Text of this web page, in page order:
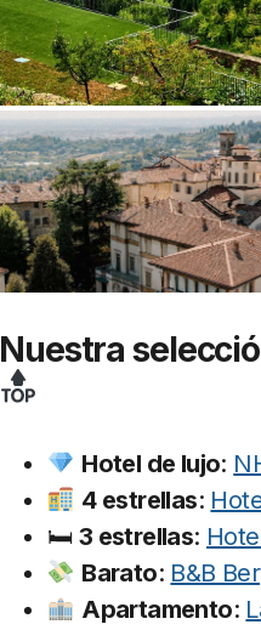
Nuestra
Hotel de lujo:
4 estrellas:
🛏 3 estrellas:
Barato: B&B
Apartamento: